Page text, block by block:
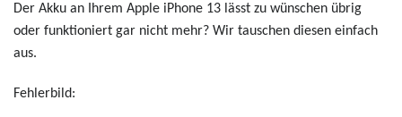
Der Akku an Ihrem Apple iPhone 13 lässt zu wünschen übrig
oder funktioniert gar nicht mehr? Wir tauschen diesen einfach
aus.
Fehlerbild: